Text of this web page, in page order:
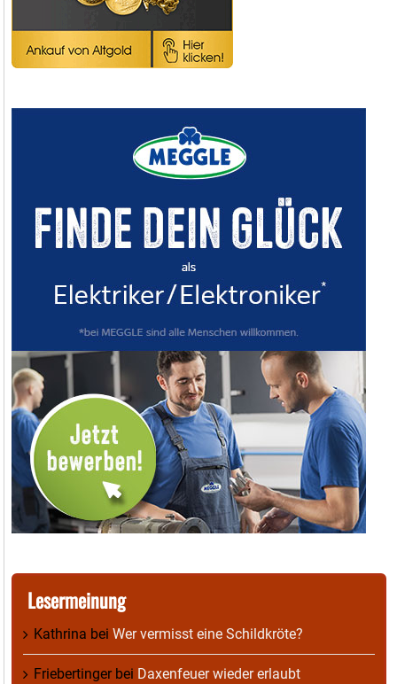
Lesermeinung
Kathrina bei Wer vermisst eine Schildkröte?
Friebertingerbei Daxenfeuer wieder erlaubt